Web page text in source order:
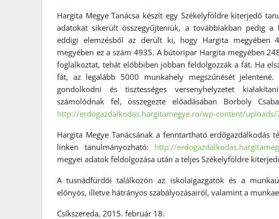
Hargita Megye Tanácsa készít egy Székelyföldre kiterjedő
adatokat sikerült összegyűjteniük, a továbbiakban pedig a
eddigi elemzésből az derült ki, hogy Hargita megyében
megyében ez a szám 4935. A bútoripar Hargita megyében
foglalkoztat, tehát előbbiben jobban feldolgozzák a fát. Ha
fát, az legalább 5000 munkahely megszűnését
gondolkodni és tisztességes versenyhelyzetet
számolódnak fel, összegezte előadásában Borboly
http://erdogazdalkodas.hargitamegye.ro/wp-content/
Hargita Megye Tanácsának a fenntartható erdőgazdálkodás
linken tanulmányozható: http://
megyei adatok feldolgozása után a teljes Székelyföldre
A tusnádfürdői találkozón az iskolaigazgatók és a
előnyös, illetve hátrányos szabályozásairól, valamint a
Csíkszereda, 2015. február 18.